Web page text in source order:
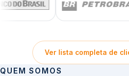
Ver lista completa de
QUEM SOMOS